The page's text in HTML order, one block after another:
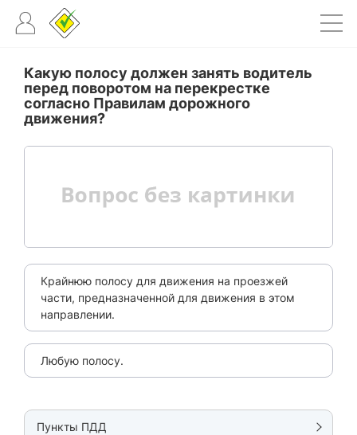
Какую полосу должен занять водитель
перед поворотом на перекрестке
согласно Правилам дорожного
движения?
Крайнюю полосу для движения на проезжей
части, предназначенной для движения в этом
направлении.
Любую полосу.
Пункты ПДД